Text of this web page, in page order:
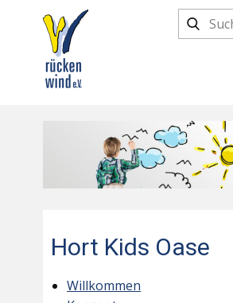
Hort Kids Oase
Willkommen